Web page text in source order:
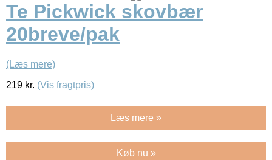
Te Pickwick skovbær
20breve/pak
(Læs mere)
219 kr. (Vis fragtpris)
Læs mere »
Køb nu »